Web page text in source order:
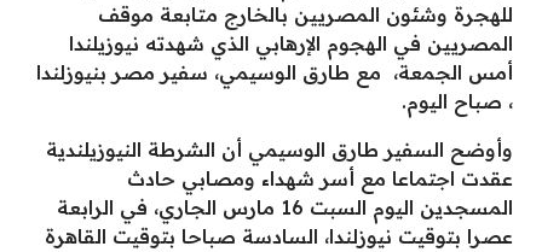
للهجرة وشئون المصريين بالخارج متابعة موقف
المصريين في الهجوم الإرهابي الذي شهدته نيوزيلندا
أمس الجمعة، مع طارق الوسيمي، سفير مصر بنيوزلندا
، صباح اليوم.
وأوضح السفير طارق الوسيمي أن الشرطة النيوزيلندية
عقدت اجتماعا مع أسر شهداء ومصابي حادث
المسجدين اليوم السبت 16 مارس الجاري، في الرابعة
عصرا بتوقيت نيوزلندا، السادسة صباحا بتوقيت القاهرة